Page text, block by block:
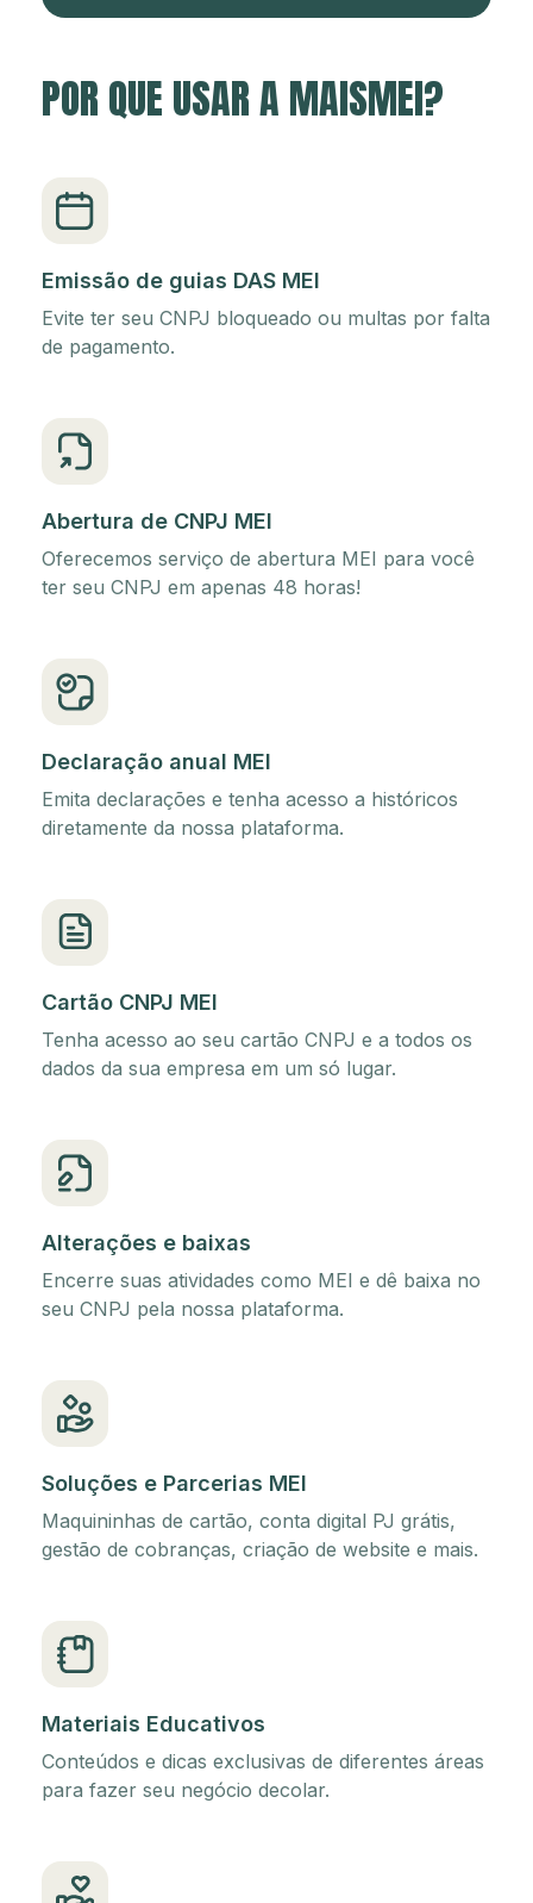
POR QUE USAR A MAISMEI?
Emissão de guias DAS MEI
Evite ter seu CNPJ bloqueado ou multas por falta
de pagamento.
Abertura de CNPJ MEI
Oferecemos serviço de abertura MEI para você
ter seu CNPJ em apenas 48 horas!
Declaração anual MEI
Emita declarações e tenha acesso a históricos
diretamente da nossa plataforma.
Cartão CNPJ MEI
Tenha acesso ao seu cartão CNPJ e a todos os
dados da sua empresa em um só lugar.
Alterações e baixas
Encerre suas atividades como MEI e dê baixa no
seu CNPJ pela nossa plataforma.
Soluções e Parcerias MEI
Maquininhas de cartão, conta digital PJ grátis,
gestão de cobranças, criação de website e mais.
Materiais Educativos
Conteúdos e dicas exclusivas de diferentes áreas
para fazer seu negócio decolar.